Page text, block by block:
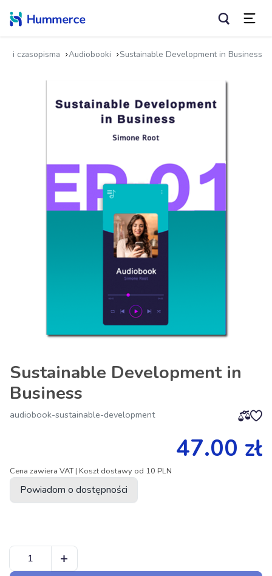
i czasopisma Audiobooki Sustainable Development in Business
Sustainable Development in
Business
audiobook-sustainable-development
47.00 zł
Cena zawiera VAT | Koszt dostawy od 10 PLN
Powiadom o dostępności